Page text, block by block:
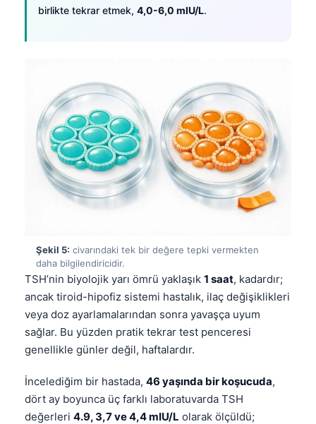
birlikte tekrar etmek, 4,0-6,0 mIU/L.
Şekil 5: civarındaki tek bir değere tepki vermekten
daha bilgilendiricidir.
TSH’nin biyolojik yarı ömrü yaklaşık 1 saat, kadardır;
ancak tiroid-hipofiz sistemi hastalık, ilaç değişiklikleri
veya doz ayarlamalarından sonra yavaşça uyum
sağlar. Bu yüzden pratik tekrar test penceresi
genellikle günler değil, haftalardır.
İncelediğim bir hastada, 46 yaşında bir koşucuda,
dört ay boyunca üç farklı laboratuvarda TSH
değerleri 4.9, 3,7 ve 4,4 mIU/L olarak ölçüldü;